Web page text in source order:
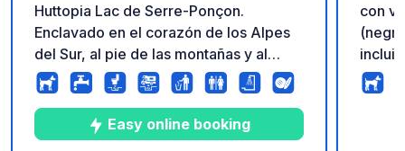
Huttopia Lac de Serre-Ponçon.
Enclavado en el corazón de los Alpes
del Sur, al pie de las montañas y al
borde del lago artificial más grande de
Europa, el Camping Huttopia du Lac de
Serre-Ponçon ocupa 19 hectáreas en
este entorno natural junto al agua. Entre
Easy online booking
con